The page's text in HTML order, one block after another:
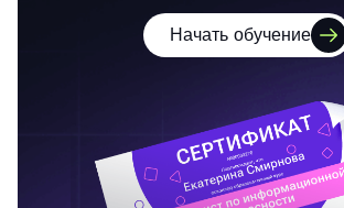
Начать обучение